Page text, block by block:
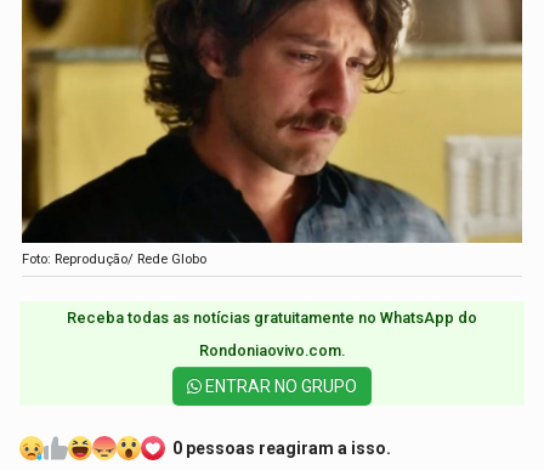
Foto: Reprodução/ Rede Globo
Receba todas as notícias gratuitamente no WhatsApp do
Rondoniaovivo.com.​
ENTRAR NO GRUPO
0 pessoas reagiram a isso.